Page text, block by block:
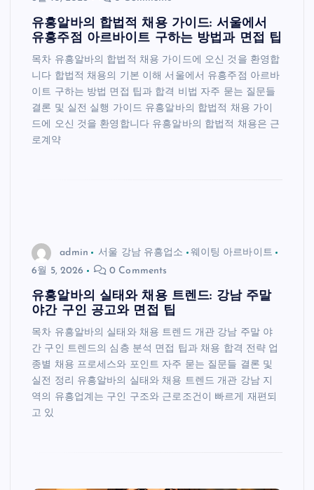
유흥알바의 합법적 채용 가이드: 서울에서
유흥주점 아르바이트 구하는 방법과 면접 팁
목차 유흥알바의 합법적 채용 가이드에 오신 것을 환영합
니다 합법적 채용의 기본 이해 서울에서 유흥주점 아르바
이트 구하는 방법 면접 팁과 합격 비법 자주 묻는 질문들
결론 및 실전 실행 가이드 유흥알바의 합법적 채용 가이
드에 오신 것을 환영합니다 유흥알바의 합법적 채용은 근
로계약
admin 서울 강남 유흥업소
웨이팅 아르바이트
6월 5, 2026
0 Comments
유흥알바의 실태와 채용 트렌드: 강남 주말
야간 구인 공고와 면접 팁
목차 유흥알바의 실태와 채용 트렌드 개관 강남 주말 야
간 구인 트렌드의 심층 분석 면접 팁과 채용 합격 전략 업
종별 채용 프로세스와 포인트 자주 묻는 질문들 결론 및
실전 정리 유흥알바의 실태와 채용 트렌드 개관 강남 지
역의 유흥업계는 구인 구조와 근로조건이 빠르게 재편되
고 있